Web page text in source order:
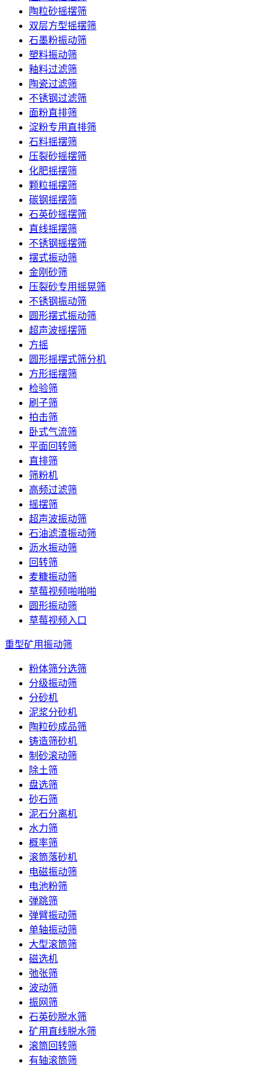
陶粒砂摇摆筛
双层方型摇摆筛
石墨粉振动筛
塑料振动筛
釉料过滤筛
陶瓷过滤筛
不锈钢过滤筛
面粉直排筛
淀粉专用直排筛
石料摇摆筛
压裂砂摇摆筛
化肥摇摆筛
颗粒摇摆筛
碳钢摇摆筛
石英砂摇摆筛
直线摇摆筛
不锈钢摇摆筛
摆式振动筛
金刚砂筛
压裂砂专用摇晃筛
不锈钢振动筛
圆形摆式振动筛
超声波摇摆筛
方摇
圆形摇摆式筛分机
方形摇摆筛
检验筛
刷子筛
拍击筛
卧式气流筛
平面回转筛
直排筛
筛粉机
高频过滤筛
摇摆筛
超声波振动筛
石油滤渣振动筛
沥水振动筛
回转筛
麦糠振动筛
草莓视频啪啪啪
圆形振动筛
草莓视频入口
重型矿用振动筛
粉体筛分选筛
分级振动筛
分砂机
泥浆分砂机
陶粒砂成品筛
铸造筛砂机
制砂滚动筛
除土筛
盘选筛
砂石筛
泥石分离机
水力筛
概率筛
滚筒落砂机
电磁振动筛
电池粉筛
弹跳筛
弹臂振动筛
单轴振动筛
大型滚筒筛
磁选机
弛张筛
波动筛
振网筛
石英砂脱水筛
矿用直线脱水筛
滚筒回转筛
有轴滚筒筛